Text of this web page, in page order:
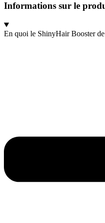
Informations sur le
En quoi le ShinyHair Booster